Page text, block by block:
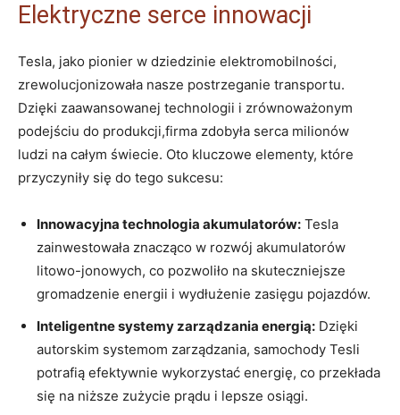
Elektryczne serce innowacji
Tesla,⁢ jako ‌pionier w dziedzinie‍ elektromobilności,
zrewolucjonizowała nasze postrzeganie transportu.
Dzięki zaawansowanej ⁤technologii i zrównoważonym⁣
podejściu do produkcji,firma zdobyła serca milionów
ludzi⁣ na ‍całym świecie. Oto kluczowe ‍elementy, ‍które‌
przyczyniły się do tego sukcesu:
Innowacyjna ‌technologia akumulatorów: Tesla
zainwestowała znacząco w rozwój akumulatorów
litowo-jonowych, co pozwoliło na​ skuteczniejsze
gromadzenie energii ‍i wydłużenie zasięgu pojazdów.
Inteligentne systemy zarządzania energią: Dzięki
autorskim systemom zarządzania, samochody ‍Tesli
potrafią efektywnie wykorzystać ‍energię, co przekłada
się na niższe⁣ zużycie prądu i lepsze‌ osiągi.